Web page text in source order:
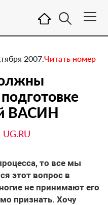
2007.Читать номер
ВАСИН
UG.RU
то все мы
этот вопрос в
не принимают его
признать. Хочу